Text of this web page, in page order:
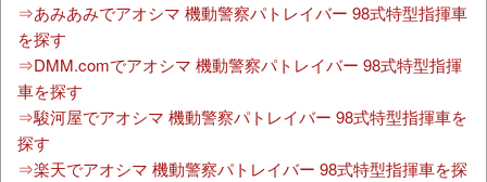
⇒あみあみでアオシマ 機動警察パトレイバー 98式特型指揮車
を探す
⇒DMM.comでアオシマ 機動警察パトレイバー 98式特型指揮
車を探す
⇒駿河屋でアオシマ 機動警察パトレイバー 98式特型指揮車を
探す
⇒楽天でアオシマ 機動警察パトレイバー 98式特型指揮車を探